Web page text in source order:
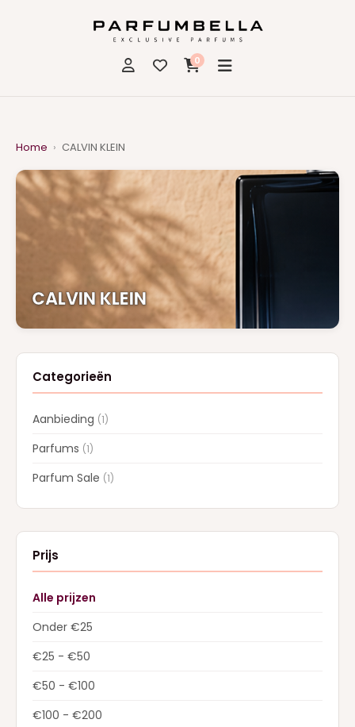
0
Home › CALVIN KLEIN
CALVIN KLEIN
Categorieën
Aanbieding (1)
Parfums (1)
Parfum Sale (1)
Prijs
Alle prijzen
Onder €25
€25 - €50
€50 - €100
€100 - €200